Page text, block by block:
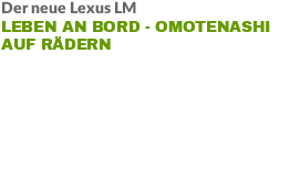
Der neue Lexus LM
LEBEN AN BORD - OMOTENASHI
AUF RÄDERN